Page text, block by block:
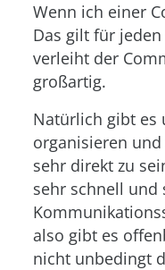
Wenn ich einer
Das gilt für
verleiht der
großartig.
Natürlich gibt es
organisieren
sehr direkt zu
sehr schnell und
also gibt es
nicht unbedingt